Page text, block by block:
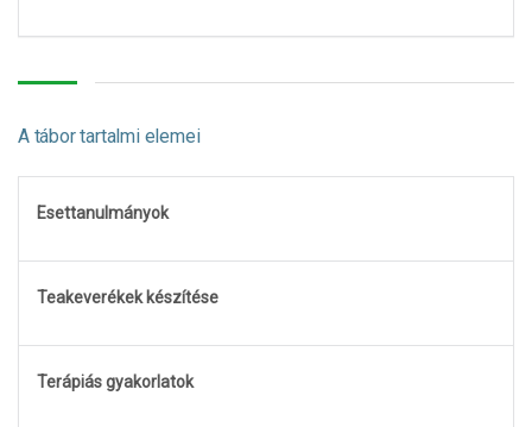
A tábor tartalmi elemei
Esettanulmányok
Teakeverékek készítése
Terápiás gyakorlatok